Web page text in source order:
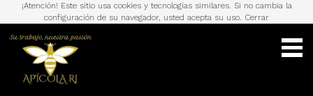
¡Atención! Este sitio usa cookies y tecnologías similares. Si no cambia la
configuración de su navegador, usted acepta su uso. Cerrar